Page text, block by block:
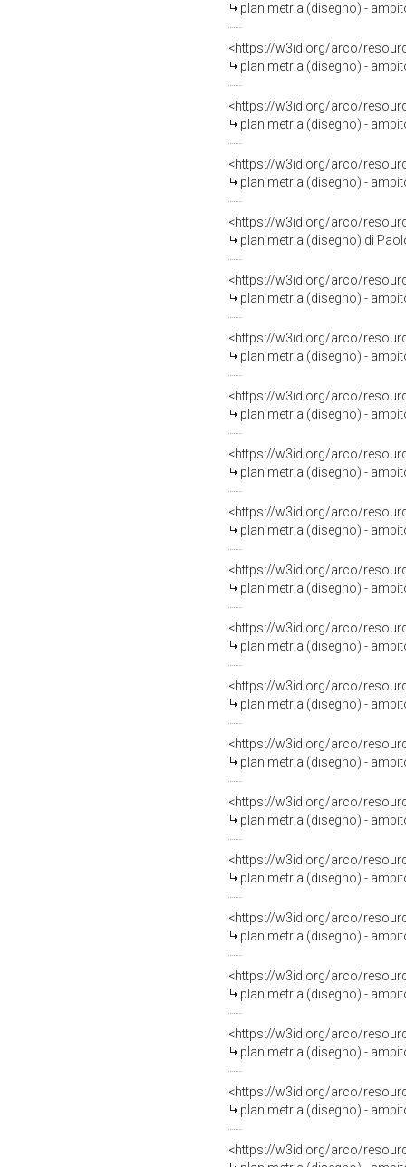
planimetria (disegno) -
<https://w3id.org/arco/
planimetria (disegno) -
<https://w3id.org/arco/
planimetria (disegno) -
<https://w3id.org/arco/
planimetria (disegno) -
<https://w3id.org/arco/
planimetria (disegno) di
<https://w3id.org/arco/
planimetria (disegno) -
<https://w3id.org/arco/
planimetria (disegno) -
<https://w3id.org/arco/
planimetria (disegno) -
<https://w3id.org/arco/
planimetria (disegno) -
<https://w3id.org/arco/
planimetria (disegno) -
<https://w3id.org/arco/
planimetria (disegno) -
<https://w3id.org/arco/
planimetria (disegno) -
<https://w3id.org/arco/
planimetria (disegno) -
<https://w3id.org/arco/
planimetria (disegno) -
<https://w3id.org/arco/
planimetria (disegno) -
<https://w3id.org/arco/
planimetria (disegno) -
<https://w3id.org/arco/
planimetria (disegno) -
<https://w3id.org/arco/
planimetria (disegno) -
<https://w3id.org/arco/
planimetria (disegno) -
<https://w3id.org/arco/
planimetria (disegno) -
<https://w3id.org/arco/